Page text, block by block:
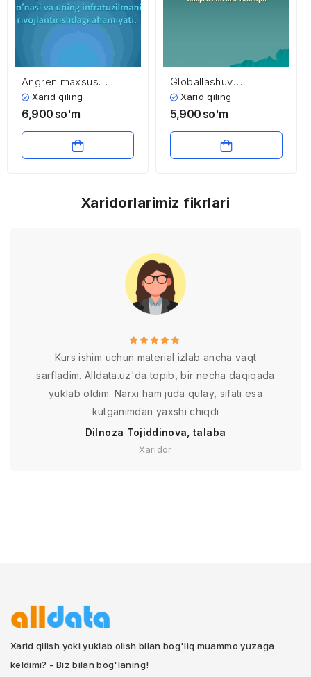
Angren maxsus
industrial zo’nasi va
uning infratuzilmani
Xarid qiling
6,900 so'm
Globallashuv
jarayonlarining
mamlakatlar iqtisodiy
Xarid qiling
5,900 so'm
Xaridorlarimiz fikrlari
Kurs ishim uchun material izlab ancha vaqt
sarfladim. Alldata.uz'da topib, bir necha daqiqada
yuklab oldim. Narxi ham juda qulay, sifati esa
kutganimdan yaxshi chiqdi
Dilnoza Tojiddinova, talaba
Xaridor
Xarid qilish yoki yuklab olish bilan bog'liq muammo yuzaga
keldimi? - Biz bilan bog'laning!